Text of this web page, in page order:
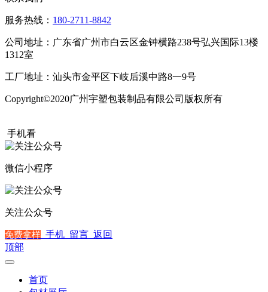
服务热线： 180-2711-8842
公司地址：广东省广州市白云区金钟横路238号弘兴国际13楼
1312室
工厂地址：汕头市金平区下岐后溪中路8一9号
Copyright©2020广州宇塑包装制品有限公司版权所有
手机看
微信小程序
关注公众号
免费拿样 手机 留言 返回
顶部
首页